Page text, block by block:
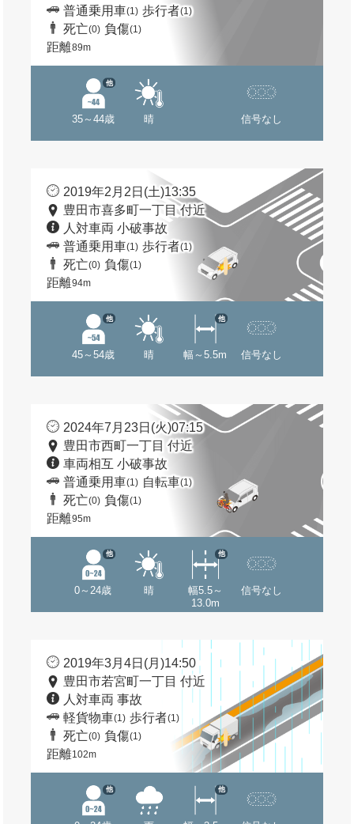
普通乗用車(1) 歩行者(1)
死亡(0) 負傷(1)
距離89m
35～44歳
他
晴 信号なし
2019年2月2日(土)13:35
豊田市喜多町一丁目 付近
人対車両 小破事故
普通乗用車(1) 歩行者(1)
死亡(0) 負傷(1)
距離94m
45～54歳
他
晴 幅～5.5m
他
信号なし
2024年7月23日(火)07:15
豊田市西町一丁目 付近
車両相互 小破事故
普通乗用車(1) 自転車(1)
死亡(0) 負傷(1)
距離95m
0～24歳
他
晴
幅5.5～
13.0m
他
信号なし
2019年3月4日(月)14:50
豊田市若宮町一丁目 付近
人対車両 事故
軽貨物車(1) 歩行者(1)
死亡(0) 負傷(1)
距離102m
他 他